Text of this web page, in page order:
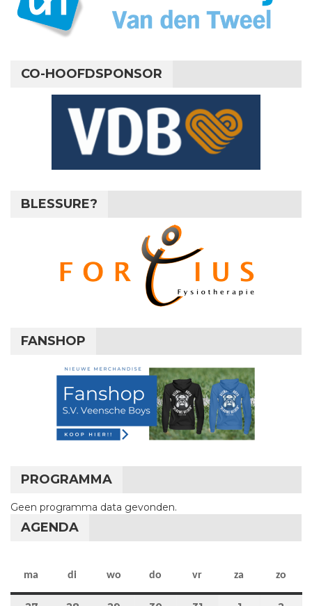
CO-HOOFDSPONSOR
BLESSURE?
FANSHOP
PROGRAMMA
Geen programma data gevonden.
AGENDA
ma maandag
di dinsdag
wo woensdag
do donderdag
vr vrijdag
za zaterdag
zo